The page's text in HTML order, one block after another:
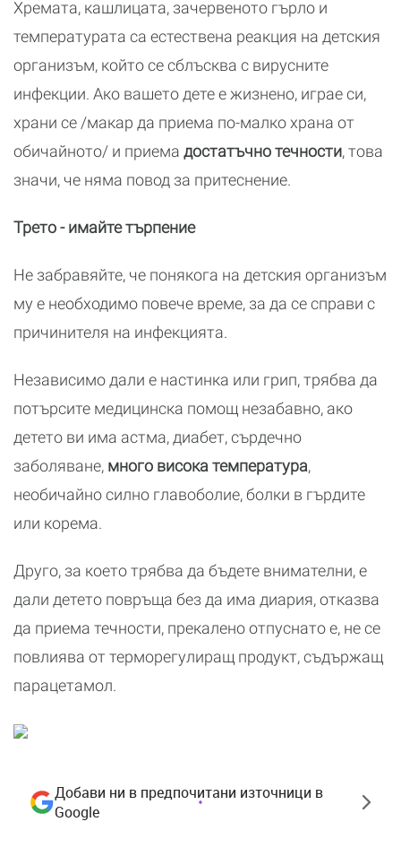
Хремата, кашлицата, зачервеното гърло и
температурата са естествена реакция на детския
организъм, който се сблъсква с вирусните
инфекции. Ако вашето дете е жизнено, играе си,
храни се /макар да приема по-малко храна от
обичайното/ и приема достатъчно течности, това
значи, че няма повод за притеснение.
Трето - имайте търпение
Не забравяйте, че понякога на детския организъм
му е необходимо повече време, за да се справи с
причинителя на инфекцията.
Независимо дали е настинка или грип, трябва да
потърсите медицинска помощ незабавно, ако
детето ви има астма, диабет, сърдечно
заболяване, много висока температура,
необичайно силно главоболие, болки в гърдите
или корема.
Друго, за което трябва да бъдете внимателни, е
дали детето повръща без да има диария, отказва
да приема течности, прекалено отпуснато е, не се
повлиява от терморегулиращ продукт, съдържащ
парацетамол.
Добави ни в предпочитани източници в
Google